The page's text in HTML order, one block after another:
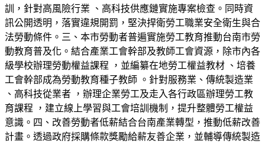
訓，針對高風險行業 、高科技供應鏈實施專案檢查。同時資
訊公開透明，落實違規開罰，堅決捍衛勞工職業安全衛生與合
法勞動條件。三、本市勞動者普遍實施勞工教育推動台南市勞
動教育普及化。結合產業工會幹部及教師工會資源，除市內各
級學校辦理勞動權益課程 ，並編纂在地勞工權益教材 、培養
工會幹部成為勞動教育種子教師 。針對服務業、傳統製造業
、高科技從業者 ，辦理企業勞工及走入各行政區辦理勞工教
育課程 ，建立線上學習與工會培訓機制，提升整體勞工權益
意識。四、改善勞動者低薪結合台南產業轉型，推動低薪改善
計畫。透過政府採購條款獎勵給薪友善企業，並輔導傳統製造